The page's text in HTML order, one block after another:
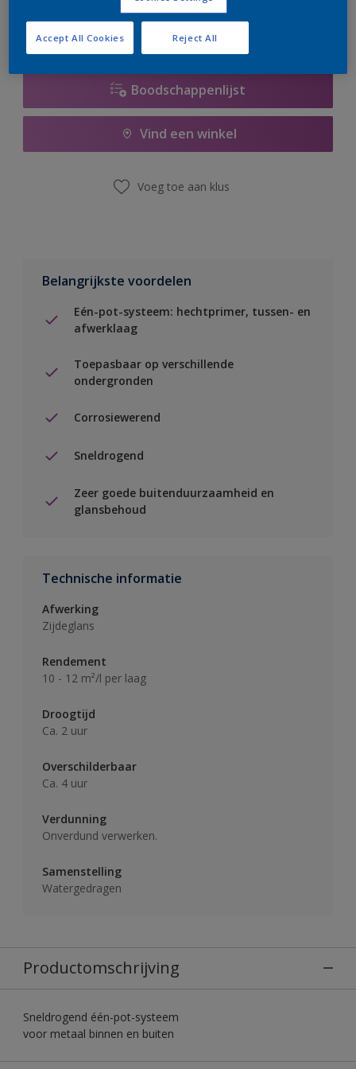
Boodschappenlijst
Vind een winkel
Voeg toe aan klus
Belangrijkste voordelen
Eén-pot-systeem: hechtprimer, tussen- en
afwerklaag
Toepasbaar op verschillende
ondergronden
Corrosiewerend
Sneldrogend
Zeer goede buitenduurzaamheid en
glansbehoud
Technische informatie
Afwerking
Zijdeglans
Rendement
10 - 12 m²/l per laag
Droogtijd
Ca. 2 uur
Overschilderbaar
Ca. 4 uur
Verdunning
Onverdund verwerken.
Samenstelling
Watergedragen
Productomschrijving
Sneldrogend één-pot-systeem
voor metaal binnen en buiten
Reject All
Accept All Cookies